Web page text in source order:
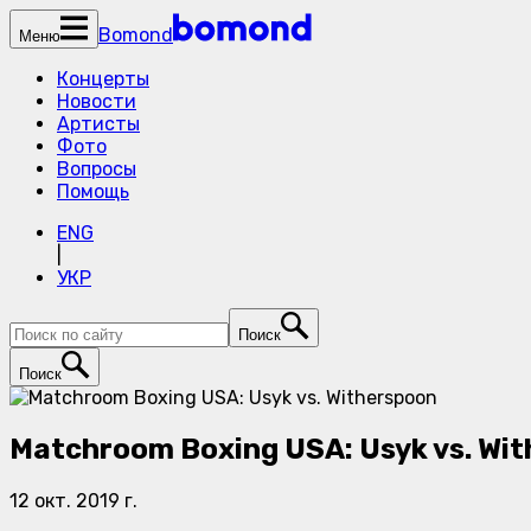
Меню
Bomond
Концерты
Новости
Артисты
Фото
Вопросы
Помощь
ENG
УКР
Поиск
Поиск
Matchroom Boxing USA: Usyk vs.
12 окт. 2019 г.